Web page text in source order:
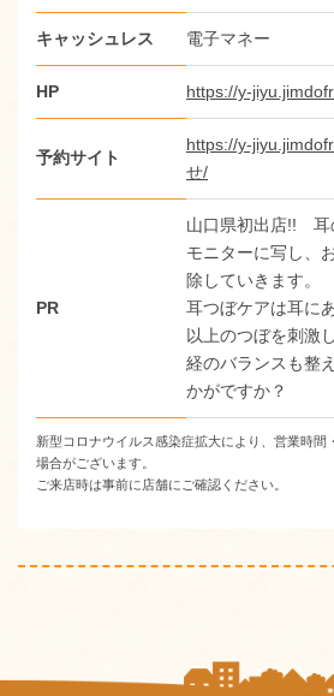
キャッシュレス 電子マネー
HP https://y-
予約サイト
https://y-
せ/
PR
山口県初出店!! 耳
モニターに写し、
除していきます。
耳つぼケアは耳に
以上のつぼを刺激
経のバランスも整
かがですか？
新型コロナウイルス感染症拡大により、営業時間
場合がございます。
ご来店時は事前に店舗にご確認ください。